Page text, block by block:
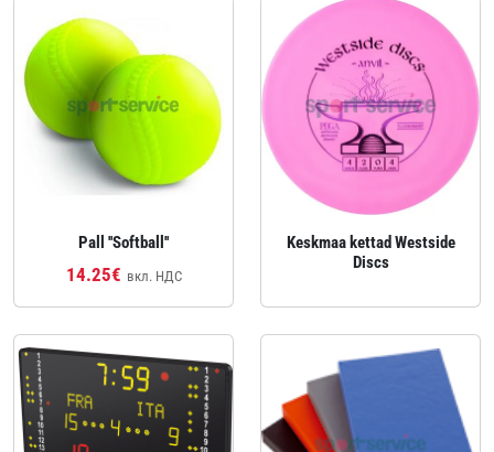
Pall ''Softball''
14.25€ вкл. НДС
Keskmaa kettad Westside
Discs